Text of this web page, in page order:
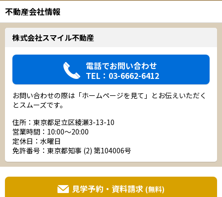
不動産会社情報
株式会社スマイル不動産
電話でお問い合わせ
TEL：03-6662-6412
お問い合わせの際は「ホームページを見て」とお伝えいただく
とスムーズです。
住所：東京都足立区綾瀬3-13-10
営業時間：10:00～20:00
定休日：水曜日
免許番号：東京都知事 (2) 第104006号
見学予約・資料請求 (無料)